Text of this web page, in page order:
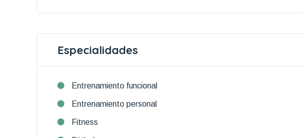
Especialidades
Entrenamiento funcional
Entrenamiento personal
Fitness